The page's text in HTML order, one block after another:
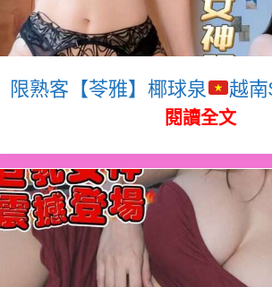
限熟客【苓雅】椰球泉 越南
閱讀全文